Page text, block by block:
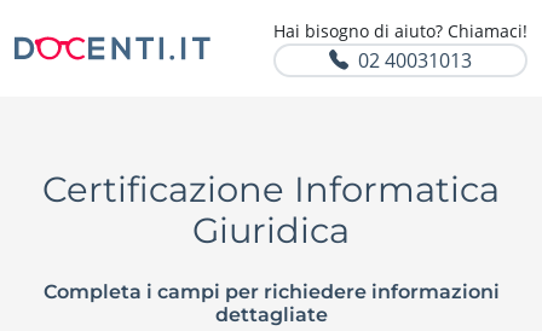
Hai bisogno di aiuto? Chiamaci!
02 40031013
Certificazione Informatica
Giuridica
Completa i campi per richiedere informazioni
dettagliate